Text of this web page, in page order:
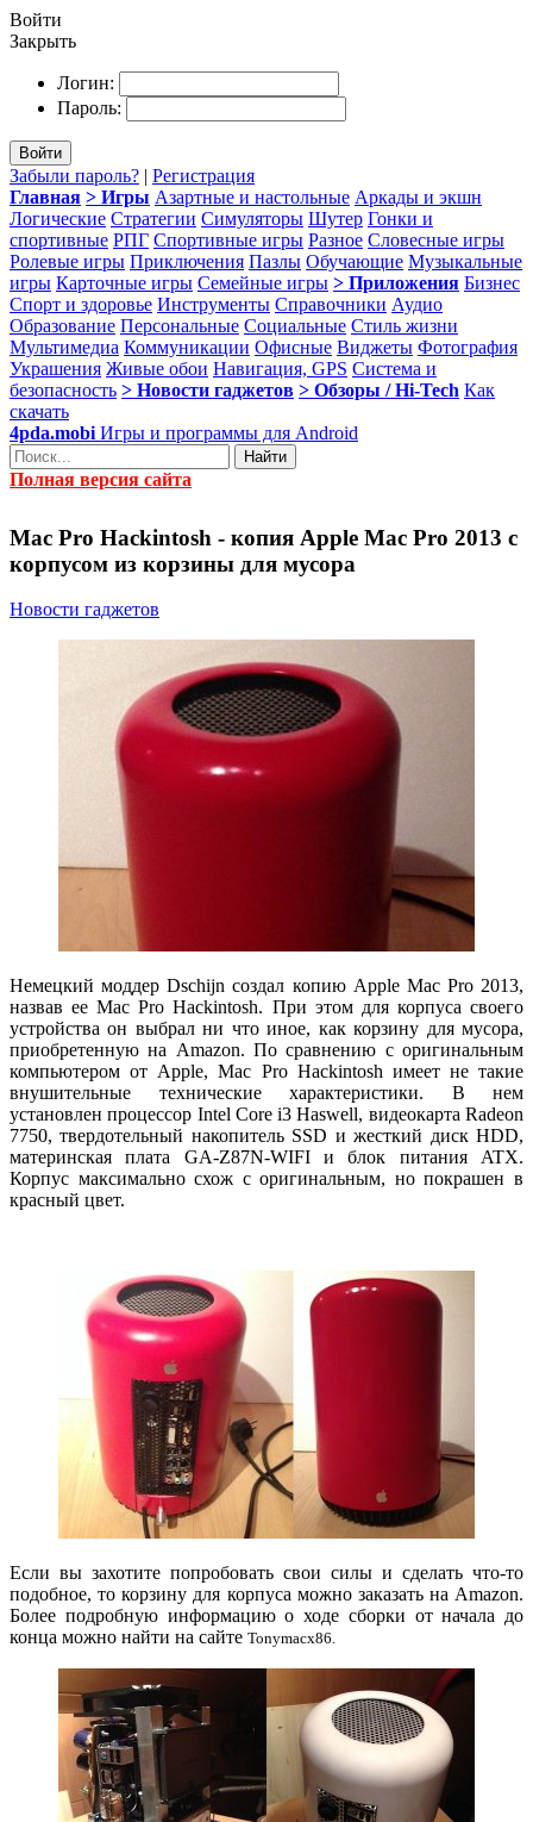
Войти
Закрыть
Логин:
Пароль:
Войти
Забыли пароль? | Регистрация
Главная > Игры Азартные и настольные Аркады и экшн
Логические Стратегии Симуляторы Шутер Гонки и
спортивные РПГ Спортивные игры Разное Словесные игры
Ролевые игры Приключения Пазлы Обучающие Музыкальные
игры Карточные игры Семейные игры > Приложения Бизнес
Спорт и здоровье Инструменты Справочники Аудио
Образование Персональные Социальные Стиль жизни
Мультимедиа Коммуникации Офисные Виджеты Фотография
Украшения Живые обои Навигация, GPS Система и
безопасность > Новости гаджетов > Обзоры / Hi-Tech Как
скачать
4pda.mobi Игры и программы для Android
Найти
Полная версия сайта
Mac Pro Hackintosh - копия Apple Mac Pro 2013 с
корпусом из корзины для мусора
Новости гаджетов
Немецкий моддер Dschijn создал копию Apple Mac Pro 2013,
назвав ее Mac Pro Hackintosh. При этом для корпуса своего
устройства он выбрал ни что иное, как корзину для мусора,
приобретенную на Amazon. По сравнению с оригинальным
компьютером от Apple, Mac Pro Hackintosh имеет не такие
внушительные технические характеристики. В нем
установлен процессор Intel Core i3 Haswell, видеокарта Radeon
7750, твердотельный накопитель SSD и жесткий диск HDD,
материнская плата GA-Z87N-WIFI и блок питания ATX.
Корпус максимально схож с оригинальным, но покрашен в
красный цвет.
Если вы захотите попробовать свои силы и сделать что-то
подобное, то корзину для корпуса можно заказать на Amazon.
Более подробную информацию о ходе сборки от начала до
конца можно найти на сайте Tonymacx86.